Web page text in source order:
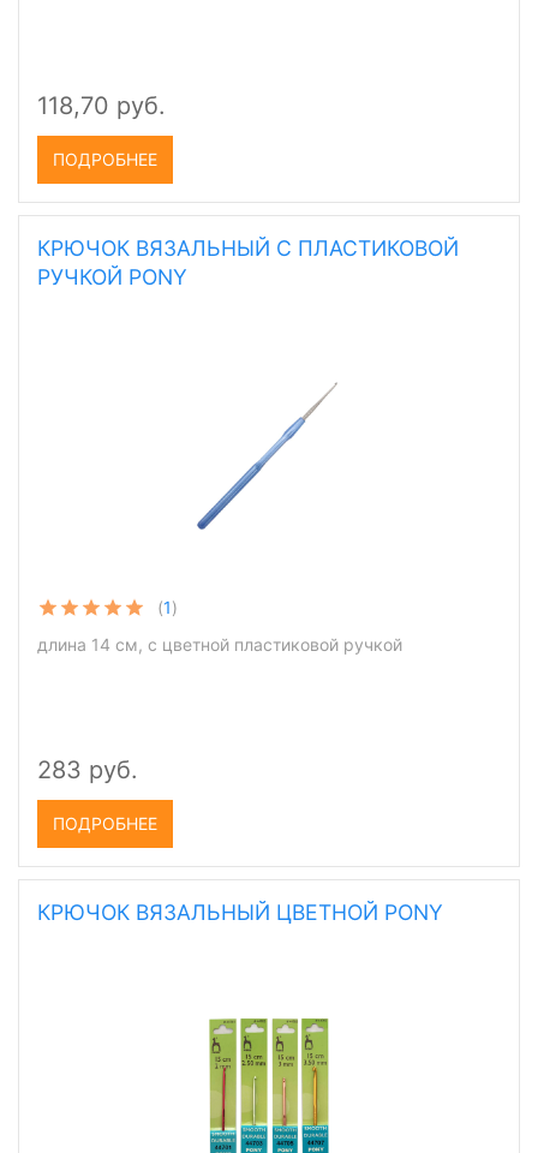
118,70 руб.
ПОДРОБНЕЕ
КРЮЧОК ВЯЗАЛЬНЫЙ С ПЛАСТИКОВОЙ
РУЧКОЙ PONY
(1)
длина 14 см, с цветной пластиковой ручкой
283 руб.
ПОДРОБНЕЕ
КРЮЧОК ВЯЗАЛЬНЫЙ ЦВЕТНОЙ PONY